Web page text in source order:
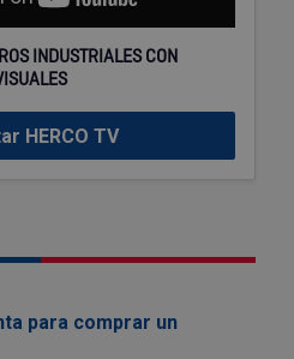
INDUSTRIALES CON
HERCO TV
para comprar un